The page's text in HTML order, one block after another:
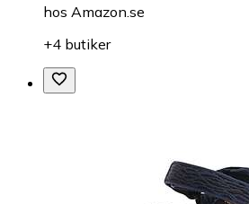
hos Amazon.se
+4 butiker